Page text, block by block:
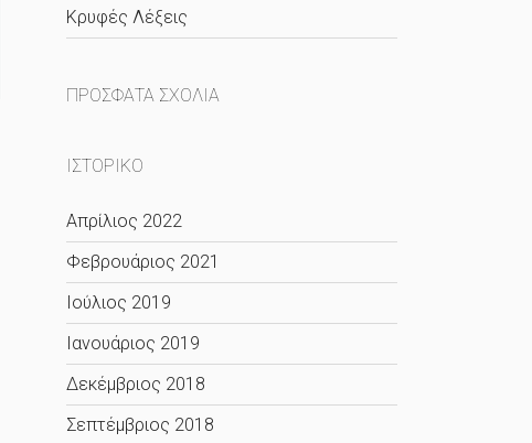
Κρυφές Λέξεις
ΠΡΌΣΦΑΤΑ ΣΧΌΛΙΑ
ΙΣΤΟΡΙΚΌ
Απρίλιος 2022
Φεβρουάριος 2021
Ιούλιος 2019
Ιανουάριος 2019
Δεκέμβριος 2018
Σεπτέμβριος 2018